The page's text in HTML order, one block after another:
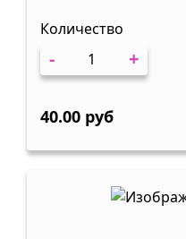
Количество
- +
40.00 руб